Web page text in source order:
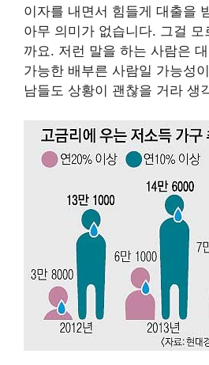
이자를 내면서 힘들게 대출을
아무 의미가 없습니다. 그걸 모
까요. 저런 말을 하는 사람은
가능한 배부른 사람일 가능성
남들도 상황이 괜찮을 거라 생